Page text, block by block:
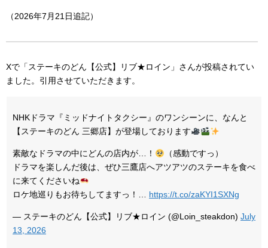
（2026年7月21日追記）
Xで「ステーキのどん【公式】リブ★ロイン」さんが投稿されてい
ました。引用させていただきます。
NHKドラマ『ミッドナイトタクシー』のワンシーンに、なんと
【ステーキのどん 三郷店】が登場しております
素敵なドラマの中にどんの店内が…！
（感動ですっ）
ドラマを楽しんだ後は、ぜひ三鷹店へアツアツのステーキを食べ
に来てくださいね
ロケ地巡りもお待ちしてますっ！… https://t.co/zaKYI1SXNg
— ステーキのどん【公式】リブ★ロイン (@Loin_steakdon) July
13, 2026